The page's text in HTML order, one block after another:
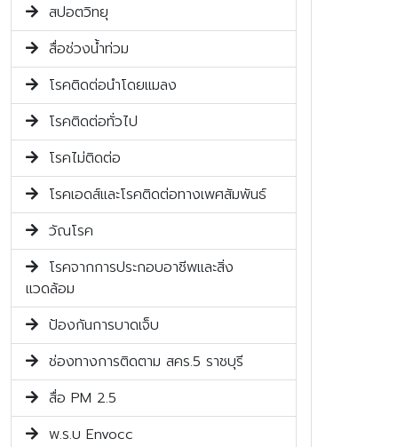
สปอตวิทยุ
สื่อช่วงน้ำท่วม
โรคติดต่อนำโดยแมลง
โรคติดต่อทั่วไป
โรคไม่ติดต่อ
โรคเอดส์และโรคติดต่อทางเพศสัมพันธ์
วัณโรค
โรคจากการประกอบอาชีพและสิ่ง
แวดล้อม
ป้องกันการบาดเจ็บ
ช่องทางการติดตาม สคร.5 ราชบุรี
สื่อ PM 2.5
พ.ร.บ Envocc